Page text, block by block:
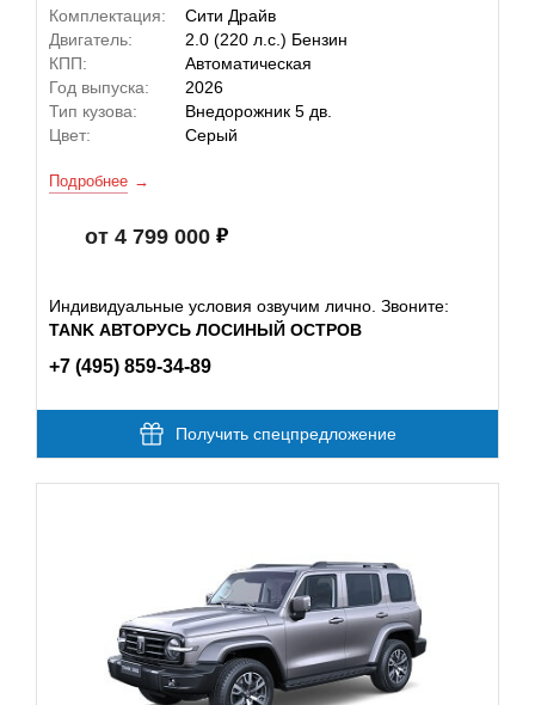
Комплектация:
Сити Драйв
Двигатель:
2.0 (220 л.с.) Бензин
КПП:
Автоматическая
Год выпуска:
2026
Тип кузова:
Внедорожник 5 дв.
Цвет:
Серый
Подробнее
от 4 799 000
Индивидуальные условия озвучим лично. Звоните:
TANK АВТОРУСЬ ЛОСИНЫЙ ОСТРОВ
+7 (495) 859-34-89
Получить спецпредложение